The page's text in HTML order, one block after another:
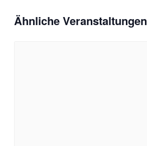
Ähnliche Veranstaltungen